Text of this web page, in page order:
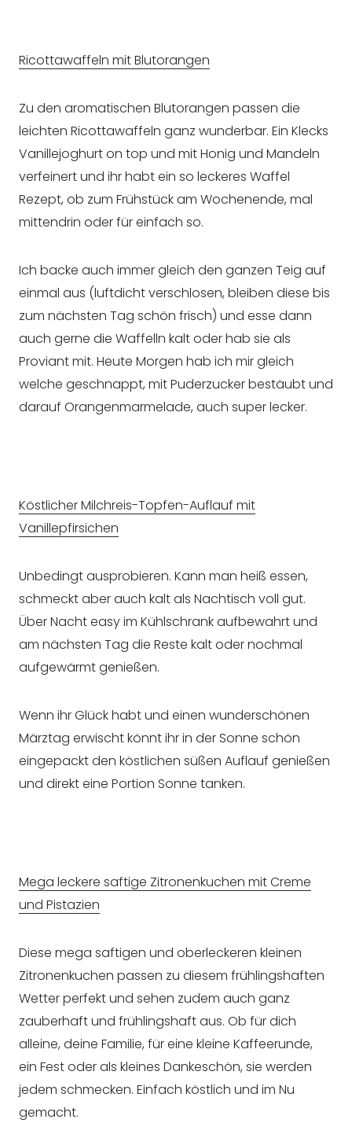
Ricottawaffeln mit Blutorangen
Zu den aromatischen Blutorangen passen die
leichten Ricottawaffeln ganz wunderbar. Ein Klecks
Vanillejoghurt on top und mit Honig und Mandeln
verfeinert und ihr habt ein so leckeres Waffel
Rezept, ob zum Frühstück am Wochenende, mal
mittendrin oder für einfach so.
Ich backe auch immer gleich den ganzen Teig auf
einmal aus (luftdicht verschlosen, bleiben diese bis
zum nächsten Tag schön frisch) und esse dann
auch gerne die Waffelln kalt oder hab sie als
Proviant mit. Heute Morgen hab ich mir gleich
welche geschnappt, mit Puderzucker bestäubt und
darauf Orangenmarmelade, auch super lecker.
Köstlicher Milchreis-Topfen-Auflauf mit
Vanillepfirsichen
Unbedingt ausprobieren. Kann man heiß essen,
schmeckt aber auch kalt als Nachtisch voll gut.
Über Nacht easy im Kühlschrank aufbewahrt und
am nächsten Tag die Reste kalt oder nochmal
aufgewärmt genießen.
Wenn ihr Glück habt und einen wunderschönen
Märztag erwischt könnt ihr in der Sonne schön
eingepackt den köstlichen süßen Auflauf genießen
und direkt eine Portion Sonne tanken.
Mega leckere saftige Zitronenkuchen mit Creme
und Pistazien
Diese mega saftigen und oberleckeren kleinen
Zitronenkuchen passen zu diesem frühlingshaften
Wetter perfekt und sehen zudem auch ganz
zauberhaft und frühlingshaft aus. Ob für dich
alleine, deine Familie, für eine kleine Kaffeerunde,
ein Fest oder als kleines Dankeschön, sie werden
jedem schmecken. Einfach köstlich und im Nu
gemacht.